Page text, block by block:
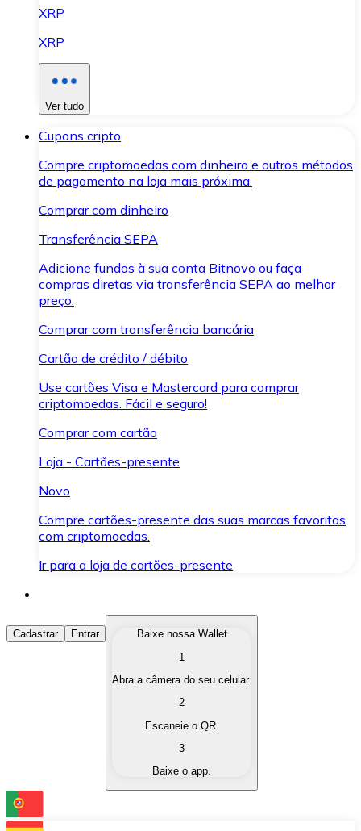
XRP
XRP
Ver tudo
Cupons cripto
Compre criptomoedas com dinheiro e outros métodos
de pagamento na loja mais próxima.
Comprar com dinheiro
Transferência SEPA
Adicione fundos à sua conta Bitnovo ou faça
compras diretas via transferência SEPA ao melhor
preço.
Comprar com transferência bancária
Cartão de crédito / débito
Use cartões Visa e Mastercard para comprar
criptomoedas. Fácil e seguro!
Comprar com cartão
Loja - Cartões-presente
Novo
Compre cartões-presente das suas marcas favoritas
com criptomoedas.
Ir para a loja de cartões-presente
Comprar Criptomoedas
Compre as criptomoedas de seu interesse de forma
Converta suas criptomoedas em moeda fiduciária
Troque uma criptomoeda por outra
Cadastrar Entrar
Baixe nossa Wallet
1
Abra a câmera do seu celular.
2
Escaneie o QR.
3
Baixe o app.